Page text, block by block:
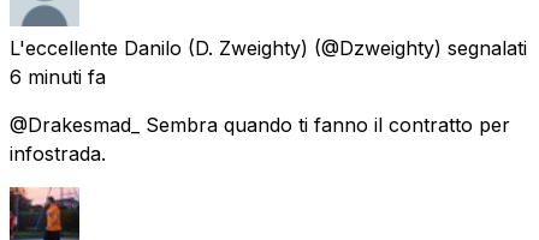
L'eccellente Danilo (D. Zweighty) (@Dzweighty) segnalati
6 minuti fa
@Drakesmad_ Sembra quando ti fanno il contratto per
infostrada.